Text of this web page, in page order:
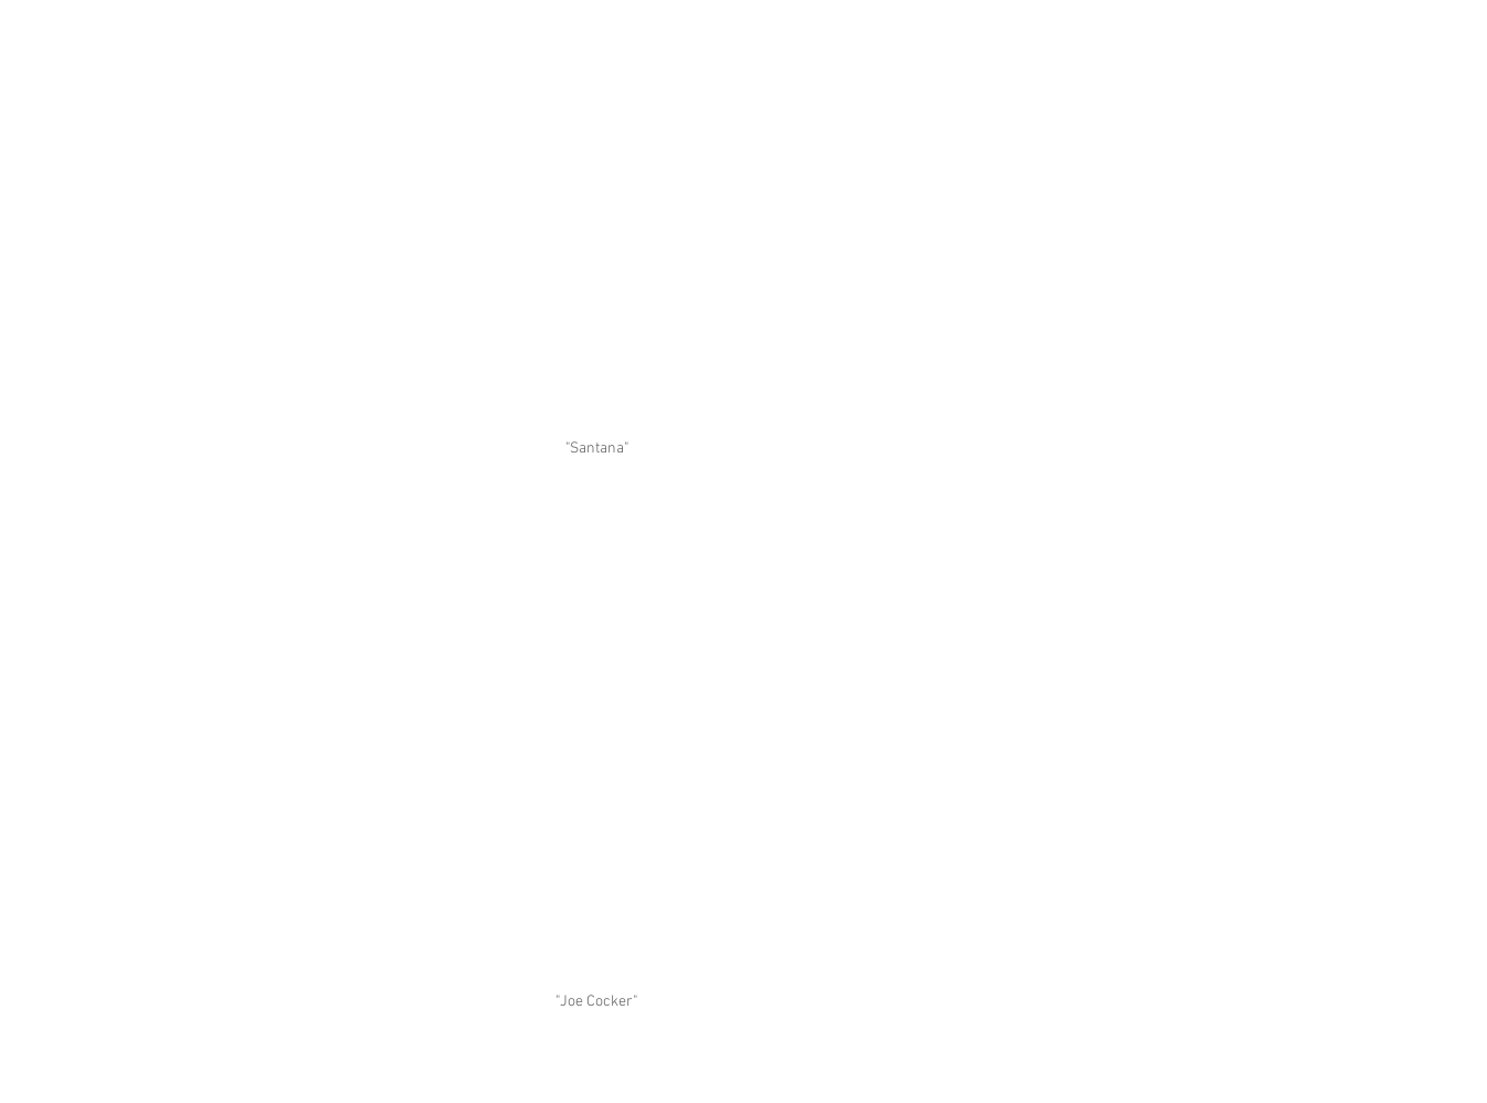
"Santana"
"Joe Cocker"